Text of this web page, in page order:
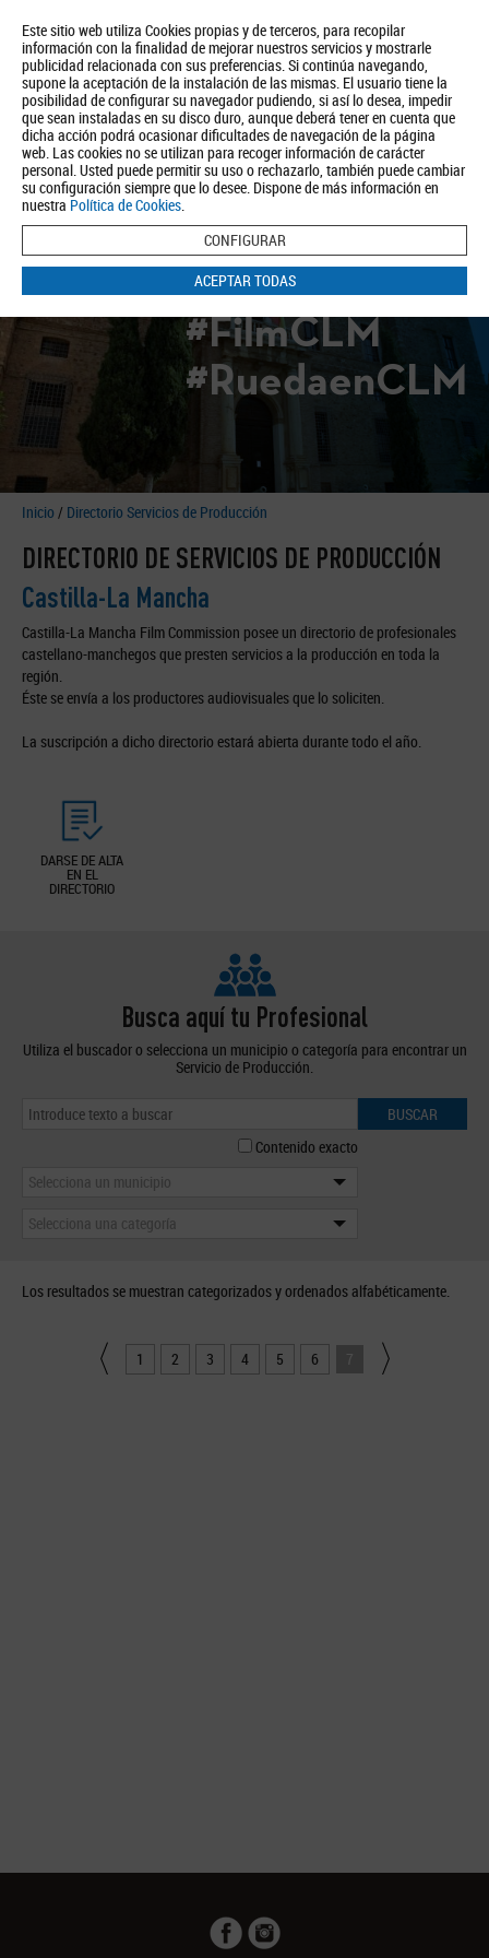
Este sitio web utiliza Cookies propias y de terceros, para recopilar
información con la finalidad de mejorar nuestros servicios y mostrarle
publicidad relacionada con sus preferencias. Si continúa navegando,
supone la aceptación de la instalación de las mismas. El usuario tiene la
posibilidad de configurar su navegador pudiendo, si así lo desea, impedir
que sean instaladas en su disco duro, aunque deberá tener en cuenta que
dicha acción podrá ocasionar dificultades de navegación de la página
web. Las cookies no se utilizan para recoger información de carácter
personal. Usted puede permitir su uso o rechazarlo, también puede cambiar
su configuración siempre que lo desee. Dispone de más información en
nuestra Política de Cookies.
CONFIGURAR
ACEPTAR TODAS
Quiénes somos Turismo Política de Privacidad Aviso Legal
Política de Cookies
BUSCAR
#FilmCLM
#RuedaenCLM
Inicio / Directorio Servicios de Producción
DIRECTORIO DE SERVICIOS DE PRODUCCIÓN
Castilla-La Mancha
Castilla-La Mancha Film Commission posee un directorio de profesionales
castellano-manchegos que presten servicios a la producción en toda la
región.
Éste se envía a los productores audiovisuales que lo soliciten.
La suscripción a dicho directorio estará abierta durante todo el año.
DARSE DE ALTA
EN EL
DIRECTORIO
Busca aquí tu Profesional
Utiliza el buscador o selecciona un municipio o categoría para encontrar un
Servicio de Producción.
BUSCAR
Contenido exacto
Selecciona un municipio
Selecciona una categoría
Los resultados se muestran categorizados y ordenados alfabéticamente.
1 2 3 4 5 6 7